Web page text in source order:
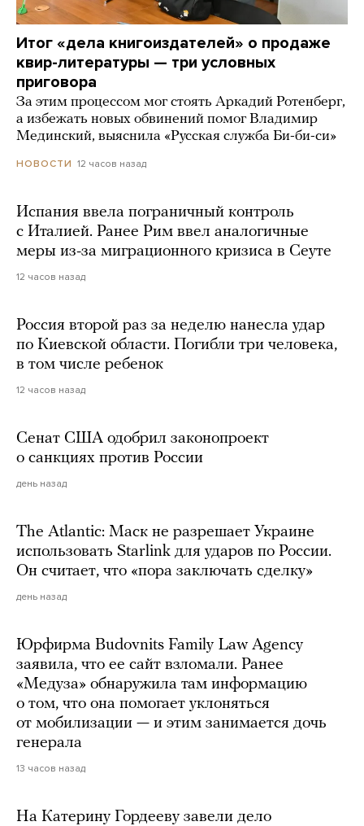
Итог «дела книгоиздателей» о продаже
квир-литературы — три условных
приговора
За этим процессом мог стоять Аркадий Ротенберг,
а избежать новых обвинений помог Владимир
Мединский, выяснила «Русская служба Би-би-си»
НОВОСТИ 12 часов назад
Испания ввела пограничный контроль
с Италией. Ранее Рим ввел аналогичные
меры из-за миграционного кризиса в Сеуте
12 часов назад
Россия второй раз за неделю нанесла удар
по Киевской области. Погибли три человека,
в том числе ребенок
12 часов назад
Сенат США одобрил законопроект
о санкциях против России
день назад
The Atlantic: Маск не разрешает Украине
использовать Starlink для ударов по России.
Он считает, что «пора заключать сделку»
день назад
Юрфирма Budovnits Family Law Agency
заявила, что ее сайт взломали. Ранее
«Медуза» обнаружила там информацию
о том, что она помогает уклоняться
от мобилизации — и этим занимается дочь
генерала
13 часов назад
На Катерину Гордееву завели дело